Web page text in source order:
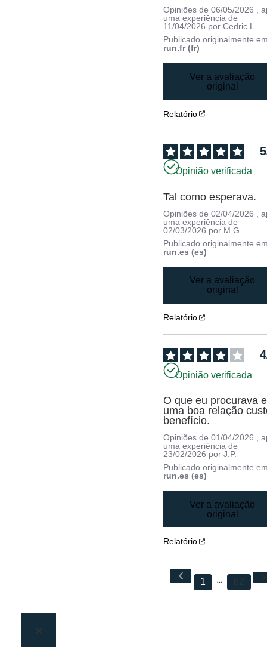
Opiniões de06/05/2026 ,
uma experiência de
11/04/2026 porCedric L.
Publicado originalmente
run.fr (fr)
Ver a avaliação
original
Relatório
5
Opinião verificada
Tal como esperava.
Opiniões de02/04/2026
,
uma experiência de
02/03/2026 por M.G.
Publicado originalmente
run.es (es)
Ver a avaliação
original
Relatório
4
Opinião verificada
O que eu procurava
uma boa relação
benefício.
Opiniões de01/04/2026 ,
uma experiência de
23/02/2026 porJ.P.
Publicado originalmente
run.es (es)
Ver a avaliação
original
Relatório
1 62